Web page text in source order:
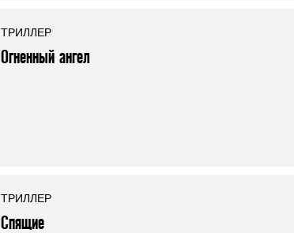
ТРИЛЛЕР
Огненный ангел
ТРИЛЛЕР
Спящие